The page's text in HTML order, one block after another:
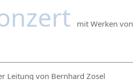
mit Werken von
Leitung von Bernhard Zosel